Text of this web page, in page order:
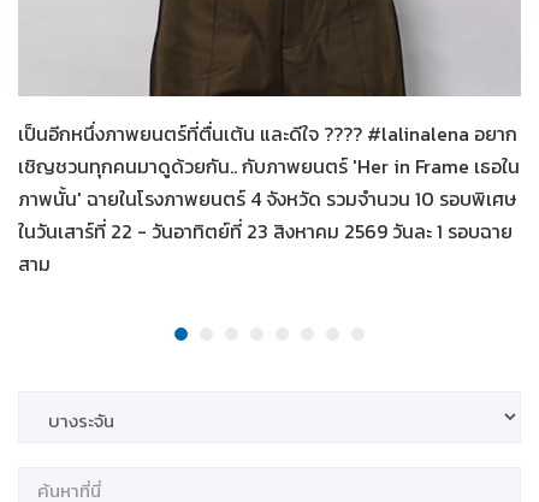
06-08-2569
Her in Frame เธอในภาพนั้น
เป็นอีกหนึ่งภาพยนตร์ที่ตื่นเต้น และดีใจ ???? #lalinalena อยาก
เชิญชวนทุกคนมาดูด้วยกัน.. กับภาพยนตร์ 'Her in Frame เธอใน
ภาพนั้น' ฉายในโรงภาพยนตร์ 4 จังหวัด รวมจำนวน 10 รอบพิเศษ
ในวันเสาร์ที่ 22 - วันอาทิตย์ที่ 23 สิงหาคม 2569 วันละ 1 รอบฉาย
สาม